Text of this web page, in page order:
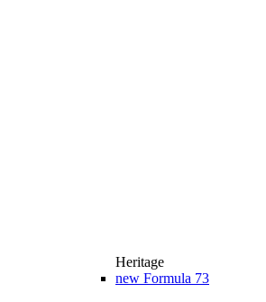
Heritage
new Formula 73